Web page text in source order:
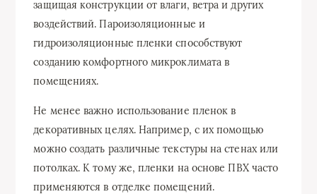
защищая конструкции от влаги, ветра и других
воздействий. Пароизоляционные и
гидроизоляционные пленки способствуют
созданию комфортного микроклимата в
помещениях.
Не менее важно использование пленок в
декоративных целях. Например, с их помощью
можно создать различные текстуры на стенах или
потолках. К тому же, пленки на основе ПВХ часто
применяются в отделке помещений.